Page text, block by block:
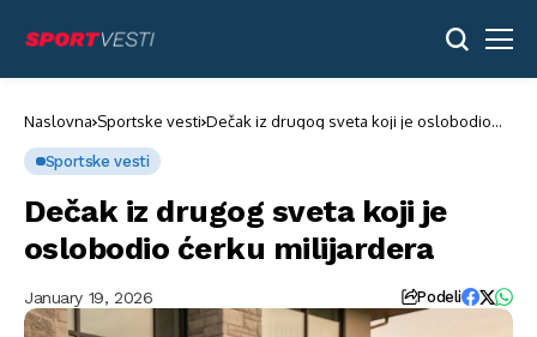
Naslovna Sportske vesti Dečak iz drugog sveta koji je oslobodio
Sportske vesti
Dečak iz drugog sveta koji je
oslobodio ćerku milijardera
January 19, 2026 Podeli